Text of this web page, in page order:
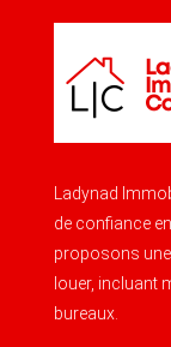
Ladynad
de confiance
proposons une
louer, incluant
bureaux.